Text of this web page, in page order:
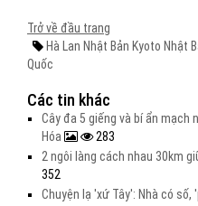
Trở về đầu trang
Hà Lan Nhật Bản Kyoto Nhật
Quốc
Các tin khác
Cây đa 5 giếng và bí ẩn mạch
Hóa
283
2 ngôi làng cách nhau 30km
352
Chuyện lạ 'xứ Tây': Nhà có số,